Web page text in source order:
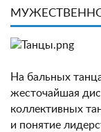
На бальных
жесточайшая
коллективных
и понятие